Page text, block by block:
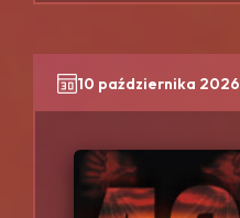
10 października 2026